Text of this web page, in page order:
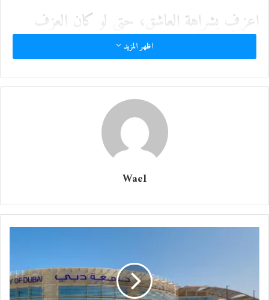
اعزِف بشراهة العاشق، حتى لو كان العزف
منفردًا. .غنِّ
بقوة الكورال إلى أن تورق أحبالك الصوتية
نوتات فرح. صفق
لجمال نشازك الذي لا يشبه أحدًا، فالسر الكامن
اظهر المزيد
Wael